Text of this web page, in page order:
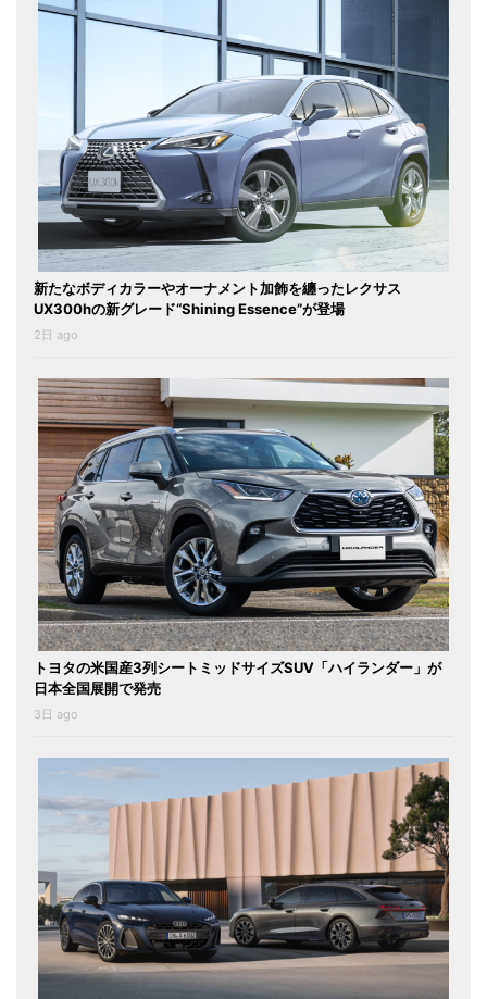
新たなボディカラーやオーナメント加飾を纏ったレクサス
UX300hの新グレード“Shining Essence”が登場
2日 ago
トヨタの米国産3列シートミッドサイズSUV「ハイランダー」が
日本全国展開で発売
3日 ago